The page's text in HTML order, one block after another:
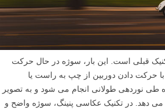
قبلی است. این بار، سوژه در حال حرکت
حرکت دادن دوربین از چپ به راست یا
طی نوردهی طولانی انجام می شود و به تصویر
در تکنیک عکاسی پنینگ، سوژه واضح و